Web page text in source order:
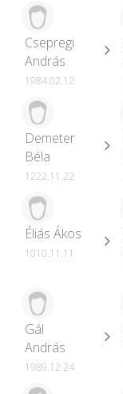
Csepregi
András
1984.02.12
Demeter
Béla
1222.11.22
Éliás Ákos
1010.11.11
Gál
András
1989.12.24